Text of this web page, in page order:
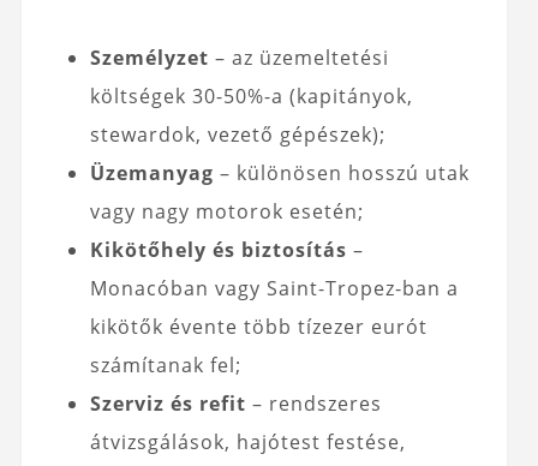
Személyzet – az üzemeltetési
költségek 30-50%-a (kapitányok,
stewardok, vezető gépészek);
Üzemanyag – különösen hosszú utak
vagy nagy motorok esetén;
Kikötőhely és biztosítás –
Monacóban vagy Saint-Tropez-ban a
kikötők évente több tízezer eurót
számítanak fel;
Szerviz és refit – rendszeres
átvizsgálások, hajótest festése,